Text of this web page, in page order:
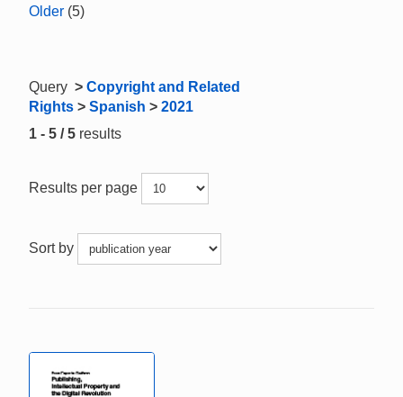
Older (5)
Query > Copyright and Related
Rights > Spanish > 2021
1 - 5 / 5 results
Results per page
Sort by